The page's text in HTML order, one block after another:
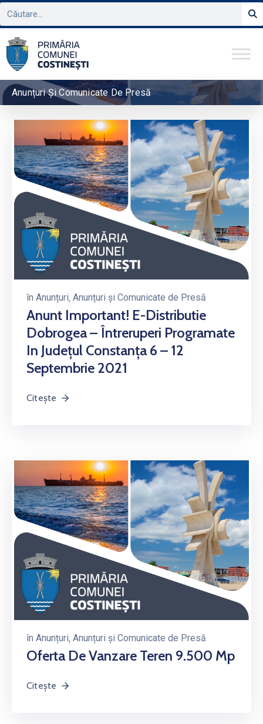
Anunțuri Și Comunicate De Presă
în Anunțuri‚ Anunțuri și Comunicate de Presă
Anunt Important! E-Distributie
Dobrogea – Întreruperi Programate
In Județul Constanța 6 – 12
Septembrie 2021
Citește
în Anunțuri‚ Anunțuri și Comunicate de Presă
Oferta De Vanzare Teren 9.500 Mp
Citește